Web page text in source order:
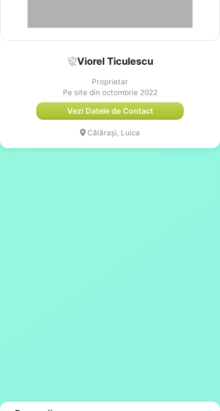
Viorel Ticulescu
Proprietar
Pe site din octombrie 2022
Vezi Datele de Contact
Călărași, Luica